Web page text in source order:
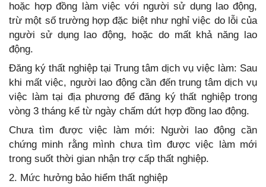
hoặc hợp đồng làm việc với người sử dụng lao động,
trừ một số trường hợp đặc biệt như nghỉ việc do lỗi của
người sử dụng lao động, hoặc do mất khả năng lao
động.
Đăng ký thất nghiệp tại Trung tâm dịch vụ việc làm: Sau
khi mất việc, người lao động cần đến trung tâm dịch vụ
việc làm tại địa phương để đăng ký thất nghiệp trong
vòng 3 tháng kể từ ngày chấm dứt hợp đồng lao động.
Chưa tìm được việc làm mới: Người lao động cần
chứng minh rằng mình chưa tìm được việc làm mới
trong suốt thời gian nhận trợ cấp thất nghiệp.
2. Mức hưởng bảo hiểm thất nghiệp